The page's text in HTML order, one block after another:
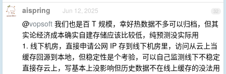
32
aispring Jun 12, 2025
@vopsoft 我们也是百 T 规模，幸好热数据不多可以归档，但其
实论经济成本确实自建存储应该比较低，纯预测没实际用
1. 线下机房，直接申请公网 IP 存到线下机房里，访问从云上当
缓存回源到本地，但稳定性是个考验，可以自己监测线下不稳定
直接存云上，写基本上没影响但历史数据不在线上缓存的没法用